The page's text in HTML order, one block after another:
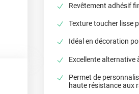
Revêtement adhésif
Texture toucher lisse
Idéal en décoration
Excellente alternative
Permet de
haute résistance aux